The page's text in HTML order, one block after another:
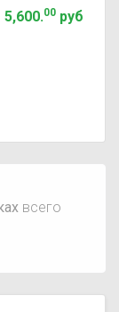
5,600.00руб
всего